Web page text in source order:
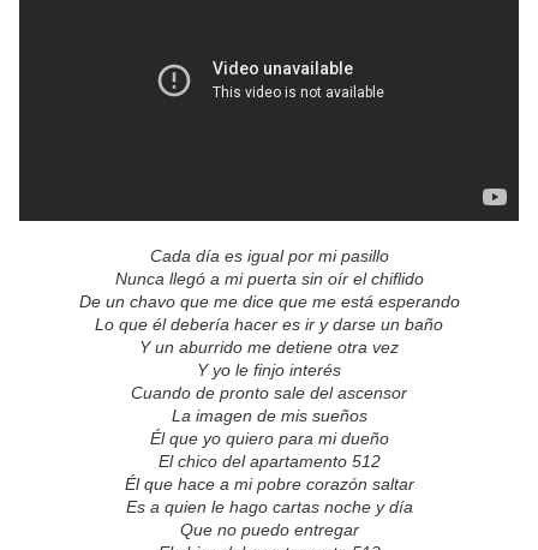
Cada día es igual por mi pasillo
Nunca llegó a mi puerta sin oír el chiflido
De un chavo que me dice que me está esperando
Lo que él debería hacer es ir y darse un baño
Y un aburrido me detiene otra vez
Y yo le finjo interés
Cuando de pronto sale del ascensor
La imagen de mis sueños
Él que yo quiero para mi dueño
El chico del apartamento 512
Él que hace a mi pobre corazón saltar
Es a quien le hago cartas noche y día
Que no puedo entregar